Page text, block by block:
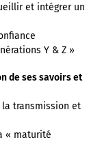
et intégrer un
Y & Z »
de ses savoirs et
transmission et
« maturité